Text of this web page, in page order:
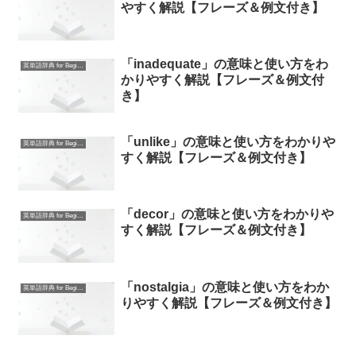
やすく解説【フレーズ＆例文付き】
英単語辞典 for Beginners
「inadequate」の意味と使い方をわ
かりやすく解説【フレーズ＆例文付
き】
英単語辞典 for Beginners
「unlike」の意味と使い方をわかりや
すく解説【フレーズ＆例文付き】
英単語辞典 for Beginners
「decor」の意味と使い方をわかりや
すく解説【フレーズ＆例文付き】
英単語辞典 for Beginners
「nostalgia」の意味と使い方をわか
りやすく解説【フレーズ＆例文付き】